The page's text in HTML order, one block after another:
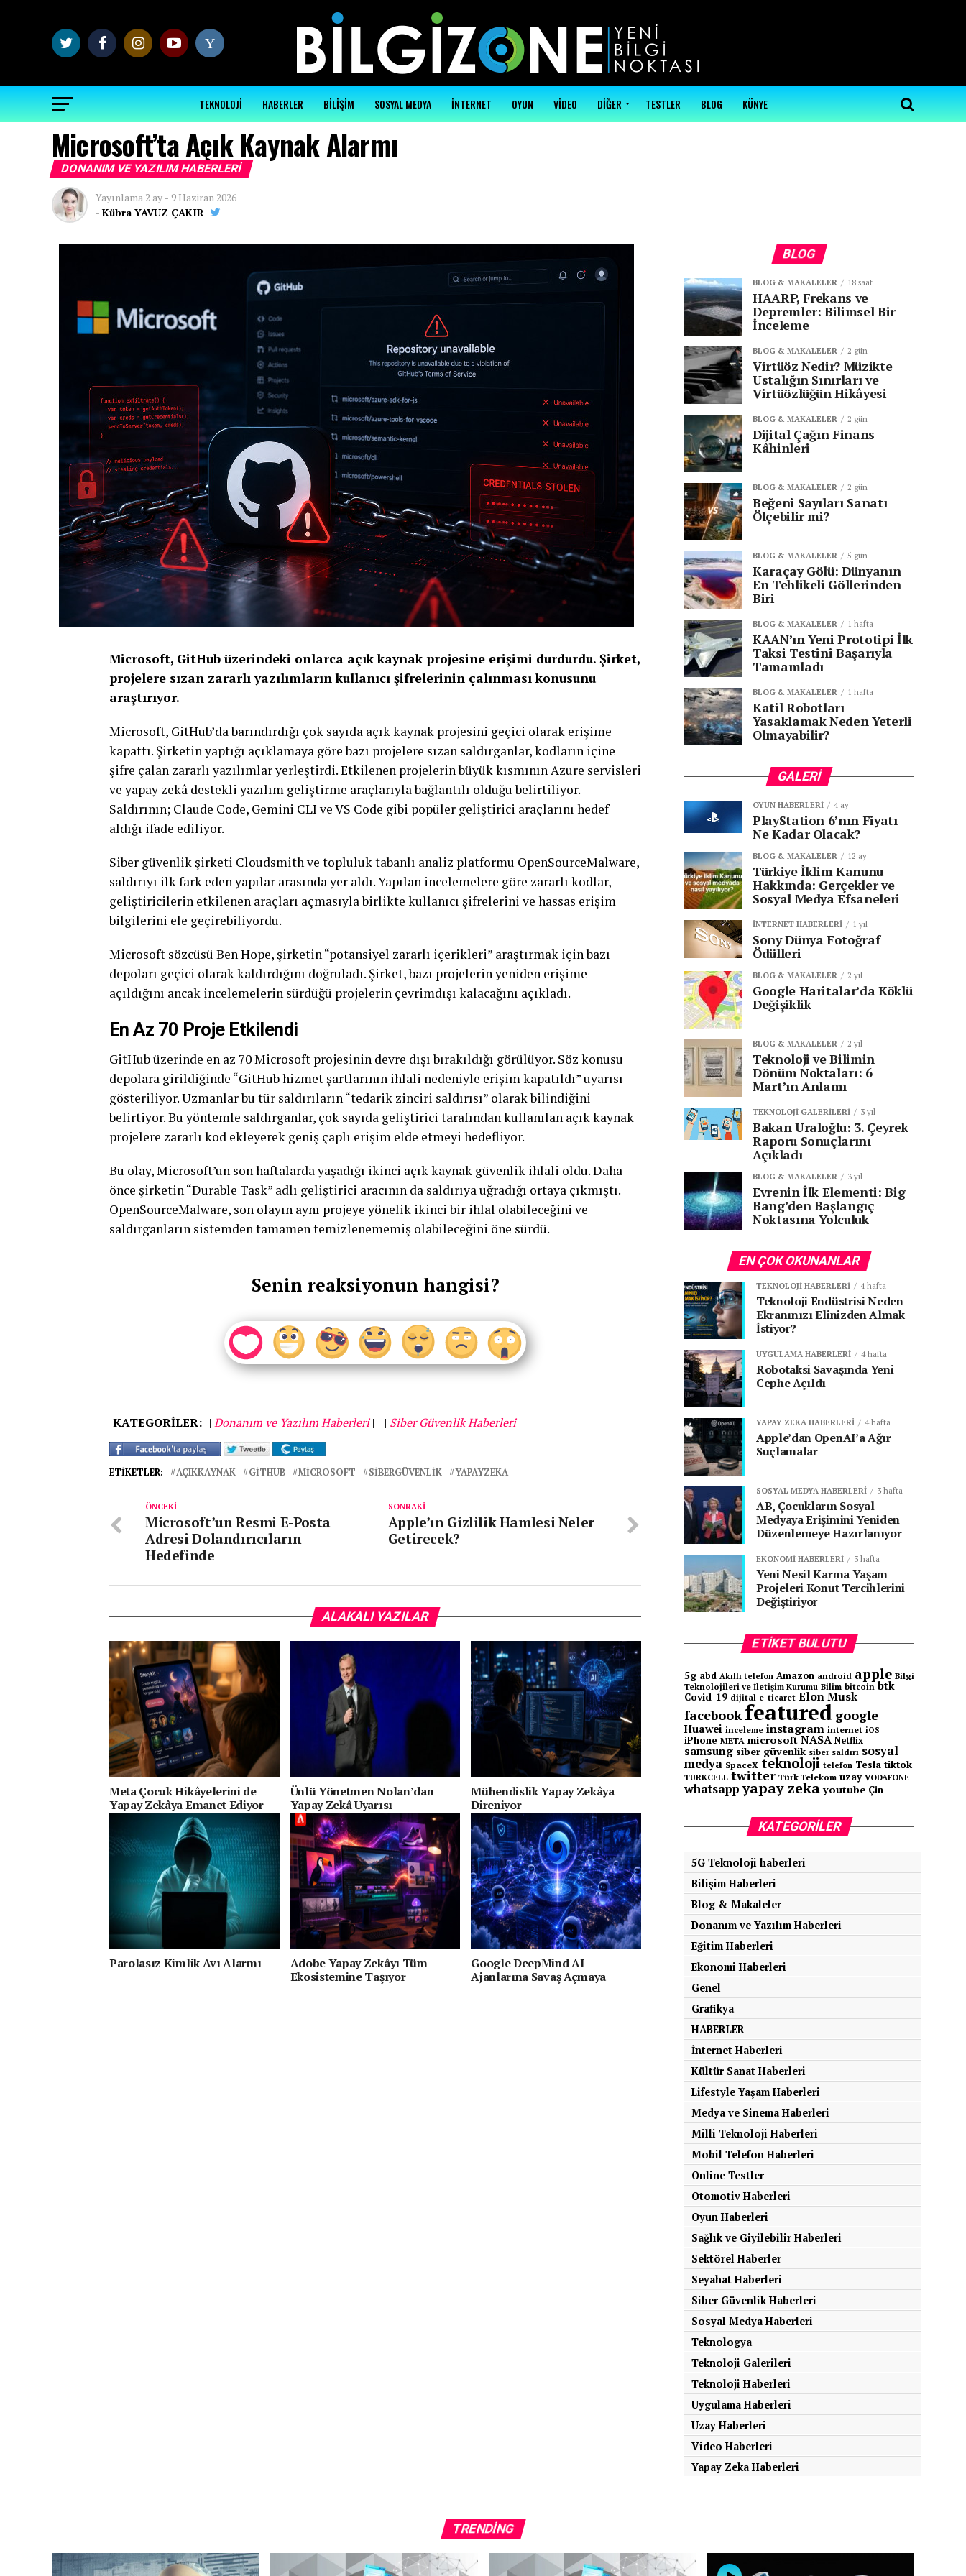
Y
TEKNOLOJİ HABERLER BİLİŞİM SOSYAL MEDYA İNTERNET OYUN VİDEO DİĞER TESTLER BLOG KÜNYE
Microsoft’ta Açık Kaynak Alarmı
DONANIM VE YAZILIM HABERLERI
Yayınlama2 ay - 9 Haziran 2026
- Kübra YAVUZ ÇAKIR
Microsoft, GitHub üzerindeki onlarca açık kaynak projesine erişimi durdurdu. Şirket,
projelere sızan zararlı yazılımların kullanıcı şifrelerinin çalınması konusunu
araştırıyor.
Microsoft, GitHub’da barındırdığı çok sayıda açık kaynak projesini geçici olarak erişime
kapattı. Şirketin yaptığı açıklamaya göre bazı projelere sızan saldırganlar, kodların içine
şifre çalan zararlı yazılımlar yerleştirdi. Etkilenen projelerin büyük kısmının Azure servisleri
ve yapay zekâ destekli yazılım geliştirme araçlarıyla bağlantılı olduğu belirtiliyor.
Saldırının; Claude Code, Gemini CLI ve VS Code gibi popüler geliştirici araçlarını hedef
aldığı ifade ediliyor.
Siber güvenlik şirketi Cloudsmith ve topluluk tabanlı analiz platformu OpenSourceMalware,
saldırıyı ilk fark eden yapılar arasında yer aldı. Yapılan incelemelere göre zararlı kodlar,
geliştiricilerin etkilenen araçları açmasıyla birlikte kullanıcı şifrelerini ve hassas erişim
bilgilerini ele geçirebiliyordu.
Microsoft sözcüsü Ben Hope, şirketin “potansiyel zararlı içerikleri” araştırmak için bazı
depoları geçici olarak kaldırdığını doğruladı. Şirket, bazı projelerin yeniden erişime
açıldığını ancak incelemelerin sürdüğü projelerin çevrimdışı kalacağını açıkladı.
En Az 70 Proje Etkilendi
GitHub üzerinde en az 70 Microsoft projesinin devre dışı bırakıldığı görülüyor. Söz konusu
depolara girildiğinde “GitHub hizmet şartlarının ihlali nedeniyle erişim kapatıldı” uyarısı
gösteriliyor. Uzmanlar bu tür saldırıların “tedarik zinciri saldırısı” olarak bilindiğini
belirtiyor. Bu yöntemle saldırganlar, çok sayıda geliştirici tarafından kullanılan açık kaynak
projelere zararlı kod ekleyerek geniş çaplı erişim elde etmeyi hedefliyor.
Bu olay, Microsoft’un son haftalarda yaşadığı ikinci açık kaynak güvenlik ihlali oldu. Daha
önce şirketin “Durable Task” adlı geliştirici aracının da saldırıya uğradığı ortaya çıkmıştı.
OpenSourceMalware, son olayın aynı projeye yönelik ikinci bir ihlal olabileceğini ve
saldırganların sistemden tamamen temizlenememiş olabileceğini öne sürdü.
Senin reaksiyonun hangisi?
KATEGORİLER: | Donanım ve Yazılım Haberleri | | Siber Güvenlik Haberleri |
ETIKETLER: AÇIKKAYNAK GITHUB MICROSOFT SIBERGÜVENLIK YAPAYZEKA
SONRAKI
Apple’ın Gizlilik Hamlesi Neler
Getirecek?
ÖNCEKI
Microsoft’un Resmi E-Posta
Adresi Dolandırıcıların
Hedefinde
ALAKALI YAZILAR
Meta Çocuk Hikâyelerini de
Yapay Zekâya Emanet Ediyor
Ünlü Yönetmen Nolan’dan
Yapay Zekâ Uyarısı
Mühendislik Yapay Zekâya
Direniyor
Parolasız Kimlik Avı Alarmı
Adobe Yapay Zekâyı Tüm
Ekosistemine Taşıyor
Google DeepMind AI
Ajanlarına Savaş Açmaya
BLOG
BLOG & MAKALELER 18 saat
HAARP, Frekans ve
Depremler: Bilimsel Bir
İnceleme
BLOG & MAKALELER 2 gün
Virtüöz Nedir? Müzikte
Ustalığın Sınırları ve
Virtüözlüğün Hikâyesi
BLOG & MAKALELER 2 gün
Dijital Çağın Finans
Kâhinleri
BLOG & MAKALELER 2 gün
Beğeni Sayıları Sanatı
Ölçebilir mi?
BLOG & MAKALELER 5 gün
Karaçay Gölü: Dünyanın
En Tehlikeli Göllerinden
Biri
BLOG & MAKALELER 1 hafta
KAAN’ın Yeni Prototipi İlk
Taksi Testini Başarıyla
Tamamladı
BLOG & MAKALELER 1 hafta
Katil Robotları
Yasaklamak Neden Yeterli
Olmayabilir?
GALERI
OYUN HABERLERI 4 ay
PlayStation 6’nın Fiyatı
Ne Kadar Olacak?
BLOG & MAKALELER 12 ay
Türkiye İklim Kanunu
Hakkında: Gerçekler ve
Sosyal Medya Efsaneleri
İNTERNET HABERLERI 1 yıl
Sony Dünya Fotoğraf
Ödülleri
BLOG & MAKALELER 2 yıl
Google Haritalar’da Köklü
Değişiklik
BLOG & MAKALELER 2 yıl
Teknoloji ve Bilimin
Dönüm Noktaları: 6
Mart’ın Anlamı
TEKNOLOJI GALERILERI 3 yıl
Bakan Uraloğlu: 3. Çeyrek
Raporu Sonuçlarını
Açıkladı
BLOG & MAKALELER 3 yıl
Evrenin İlk Elementi: Big
Bang’den Başlangıç
Noktasına Yolculuk
EN ÇOK OKUNANLAR
TEKNOLOJI HABERLERI 4 hafta
Teknoloji Endüstrisi Neden
Ekranınızı Elinizden Almak
İstiyor?
UYGULAMA HABERLERI 4 hafta
Robotaksi Savaşında Yeni
Cephe Açıldı
YAPAY ZEKA HABERLERI 4 hafta
Apple’dan OpenAI’a Ağır
Suçlamalar
SOSYAL MEDYA HABERLERI 3 hafta
AB, Çocukların Sosyal
Medyaya Erişimini Yeniden
Düzenlemeye Hazırlanıyor
EKONOMI HABERLERI 3 hafta
Yeni Nesil Karma Yaşam
Projeleri Konut Tercihlerini
Değiştiriyor
ETIKET BULUTU
5g abd Akıllı telefon Amazon android apple Bilgi
Teknolojileri ve İletişim Kurumu Bilim bitcoin btk
Covid-19 dijital e-ticaret Elon Musk
facebook featured google
Huawei inceleme instagram internet iOS
iPhone META microsoft NASA Netflix
samsung siber güvenlik siber saldırı sosyal
medya SpaceX teknoloji telefon Tesla tiktok
TURKCELL twitter Türk Telekom uzay VODAFONE
whatsapp yapay zeka youtube Çin
KATEGORILER
5G Teknoloji haberleri
Bilişim Haberleri
Blog & Makaleler
Donanım ve Yazılım Haberleri
Eğitim Haberleri
Ekonomi Haberleri
Genel
Grafikya
HABERLER
İnternet Haberleri
Kültür Sanat Haberleri
Lifestyle Yaşam Haberleri
Medya ve Sinema Haberleri
Milli Teknoloji Haberleri
Mobil Telefon Haberleri
Online Testler
Otomotiv Haberleri
Oyun Haberleri
Sağlık ve Giyilebilir Haberleri
Sektörel Haberler
Seyahat Haberleri
Siber Güvenlik Haberleri
Sosyal Medya Haberleri
Teknologya
Teknoloji Galerileri
Teknoloji Haberleri
Uygulama Haberleri
Uzay Haberleri
Video Haberleri
Yapay Zeka Haberleri
TRENDING